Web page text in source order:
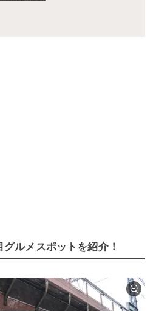
ルメスポットを紹介！